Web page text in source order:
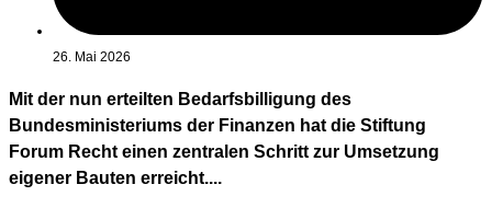
26. Mai 2026
Mit der nun erteilten Bedarfsbilligung des
Bundesministeriums der Finanzen hat die Stiftung
Forum Recht einen zentralen Schritt zur Umsetzung
eigener Bauten erreicht....